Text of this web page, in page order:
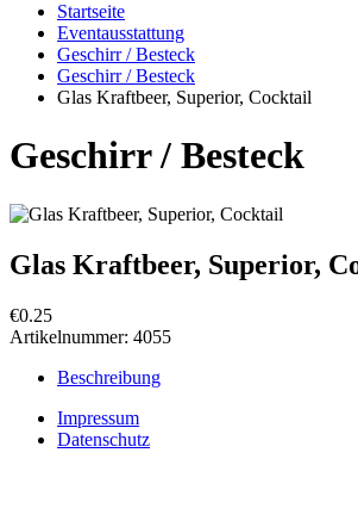
Startseite
Eventausstattung
Geschirr / Besteck
Geschirr / Besteck
Glas Kraftbeer, Superior, Cocktail
Geschirr / Besteck
Glas Kraftbeer, Superior,
€0.25
Artikelnummer: 4055
Beschreibung
Impressum
Datenschutz